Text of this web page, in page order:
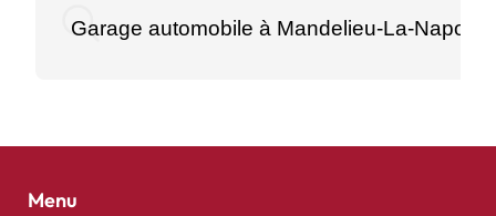
Garage automobile à Mandelieu-La-Napoule
Menu